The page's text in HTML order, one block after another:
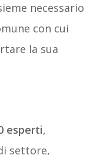
necessario
con cui
la sua
esperti,
settore,